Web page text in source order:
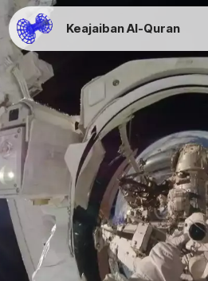
Keajaiban Al-Quran